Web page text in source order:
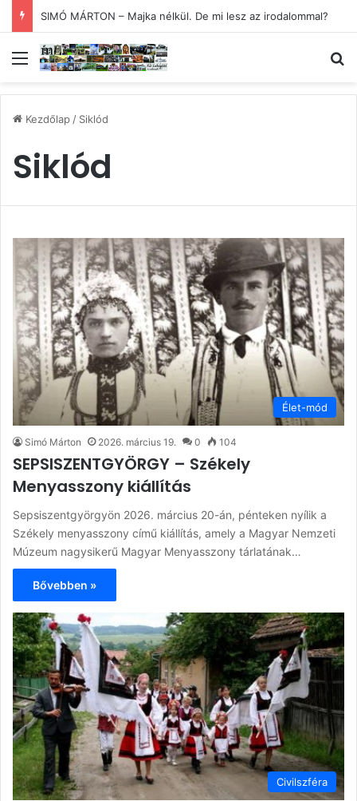
SIMÓ MÁRTON – Majka nélkül. De mi lesz az irodalommal?
Menü
Kezdőlap/ Siklód
Siklód
Élet-mód
Simó Márton 2026. március 19. 0 104
SEPSISZENTGYÖRGY – Székely
Menyasszony kiállítás
Sepsiszentgyörgyön 2026. március 20-án, pénteken nyílik a
Székely menyasszony című kiállítás, amely a Magyar Nemzeti
Múzeum nagysikerű Magyar Menyasszony tárlatának…
Bővebben »
Civilszféra